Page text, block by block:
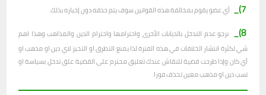
7)_ أي عضو يقوم بمخالفة هذه القوانين سوف يتم حذفه دون إخباره بذلك.
8)_
نرجو عدم التدخل بالديانات الأخرى واحترامها واحترام الدين والمذاهب وهذا اهم
شي لكثرة انتشار الخلافات في هذه الفترة لذا يمنع التطرق او التحيز لاي دين او مذهب او
أي كان وإذا طرحت قضية للنقاش عندك تعليق محترم على القضية علق تدخل بسياسة او
تسب دين او مذهب معين تحذف فورا.